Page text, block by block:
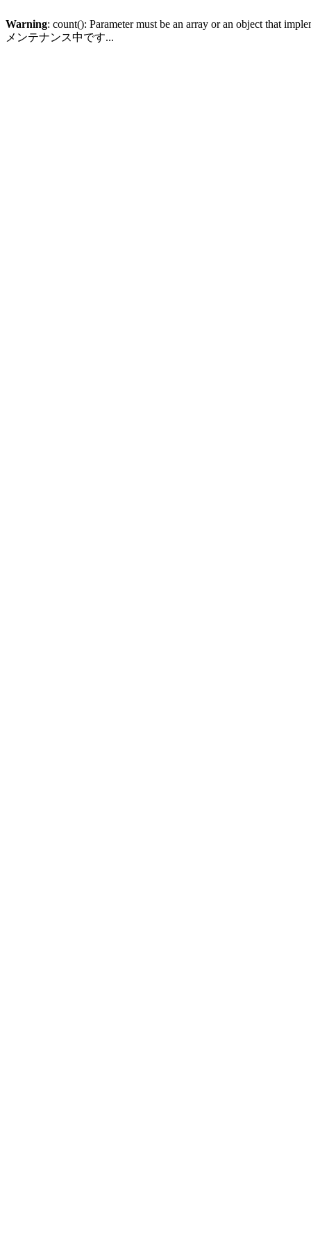
Warning: count(): Parameter must be an array or an object that
メンテナンス中です...